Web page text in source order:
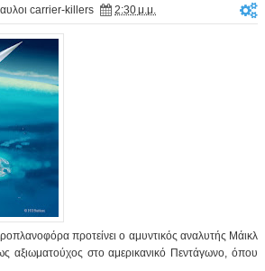
carrier-killers 2:30 μ.μ.
προτείνει ο αμυντικός αναλυτής Μάικλ
αξιωματούχος στο αμερικανικό Πεντάγωνο, όπου